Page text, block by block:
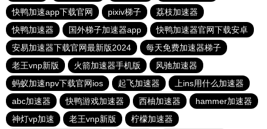
快鸭加速app下载官网
pixiv梯子
荔枝加速器
快鸭加速器
国外梯子加速器app
快鸭加速器官网下载安卓
安易加速器下载官网最新版2024
每天免费加速器梯子
老王vnp新版
火箭加速器手机版
风驰加速器
蚂蚁加速npv下载官网ios
起飞加速器
上ins用什么加速器
abc加速器
快鸭游戏加速器 西柚加速器
hammer加速器
神灯vp加速
老王vnp新版
柠檬加速器